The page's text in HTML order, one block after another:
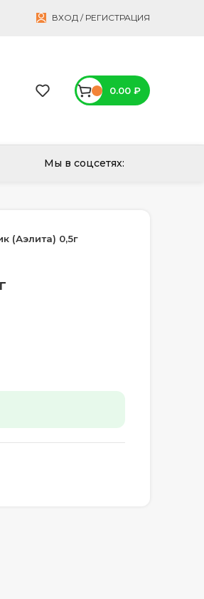
ВХОД / РЕГИСТРАЦИЯ
0.00 ₽
Мы в соцсетях:
(Аэлита) 0,5г